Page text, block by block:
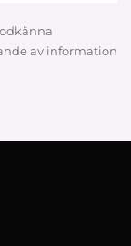
av information